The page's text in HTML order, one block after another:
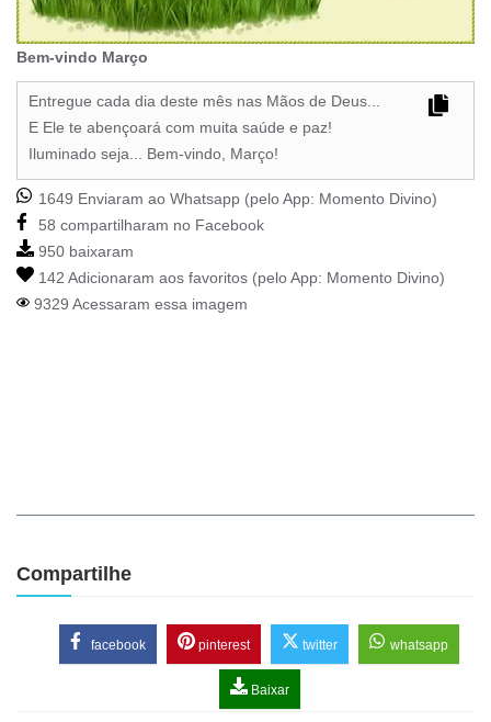
Bem-vindo Março
Entregue cada dia deste mês nas Mãos de Deus...
E Ele te abençoará com muita saúde e paz!
Iluminado seja... Bem-vindo, Março!
1649 Enviaram ao Whatsapp (pelo App: Momento Divino)
58 compartilharam no Facebook
950 baixaram
142 Adicionaram aos favoritos (pelo App: Momento Divino)
9329 Acessaram essa imagem
Compartilhe
facebook pinterest twitter whatsapp
Baixar